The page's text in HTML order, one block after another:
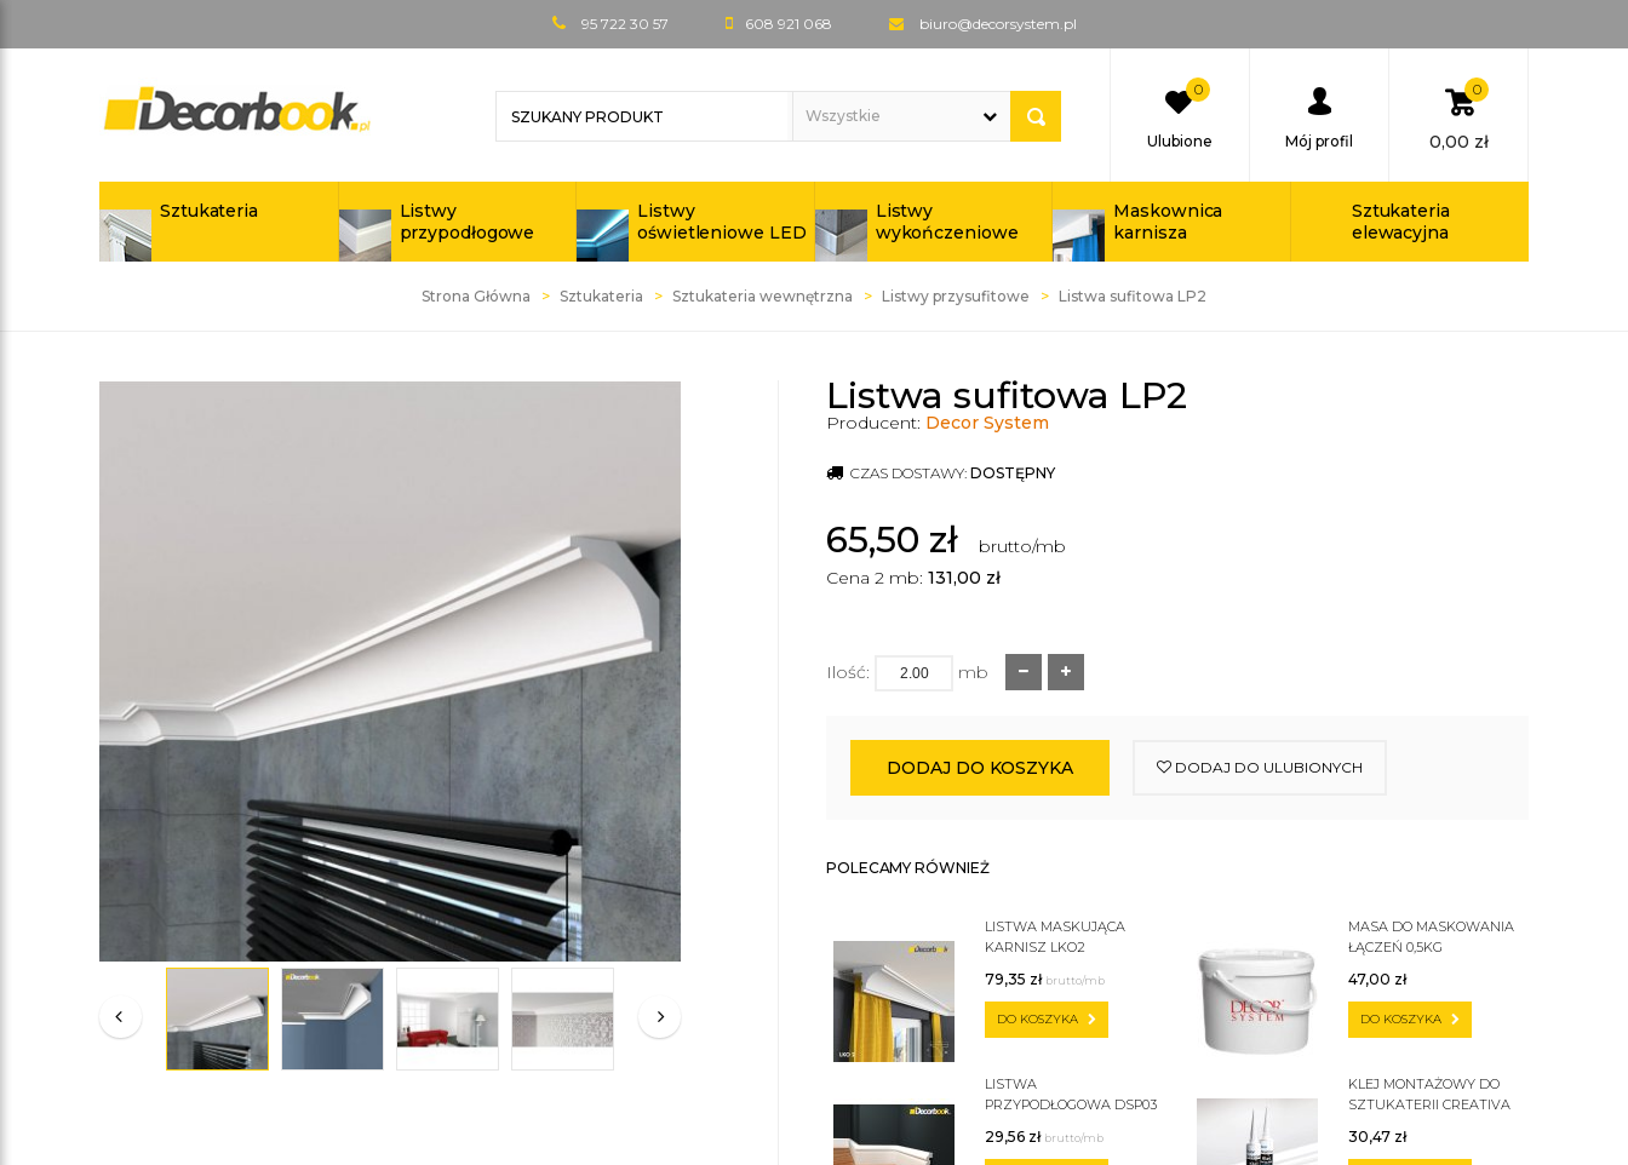
95 722 30 57 608 921 068 biuro@decorsystem.pl
0
Ulubione Mój profil
0
0,00 zł
Sztukateria
Listwy
przypodłogowe
Listwy
oświetleniowe LED
Listwy
wykończeniowe
Maskownica
karnisza
Sztukateria
elewacyjna
Strona Główna Sztukateria Sztukateria wewnętrzna Listwy przysufitowe Listwa sufitowa LP2
Listwa sufitowa LP2
Producent: Decor System
CZAS DOSTAWY: DOSTĘPNY
65,50 zł
brutto/mb
Cena 2 mb: 131,00 zł
Ilość: mb
DODAJ DO KOSZYKA DODAJ DO ULUBIONYCH
POLECAMY RÓWNIEŻ
LISTWA MASKUJĄCA
KARNISZ LKO2
79,35 zł brutto/mb
DO KOSZYKA
LISTWA
PRZYPODŁOGOWA DSP03
29,56 zł brutto/mb
MASA DO MASKOWANIA
ŁĄCZEŃ 0,5KG
47,00 zł
DO KOSZYKA
KLEJ MONTAŻOWY DO
SZTUKATERII CREATIVA
30,47 zł